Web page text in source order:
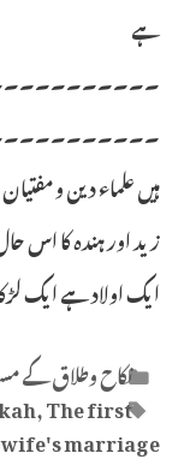
ہے
ہیں علماء دین و
زید اور ہندہ کا اس
ایک اولاد ہے ایک
Categories
نکاح وطلاق کے
Tags
,The first
wife's marriage